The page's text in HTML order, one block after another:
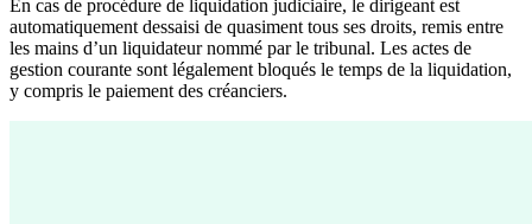
En cas de procédure de liquidation judiciaire, le dirigeant est
automatiquement dessaisi de quasiment tous ses droits, remis entre
les mains d’un liquidateur nommé par le tribunal. Les actes de
gestion courante sont légalement bloqués le temps de la liquidation,
y compris le paiement des créanciers.